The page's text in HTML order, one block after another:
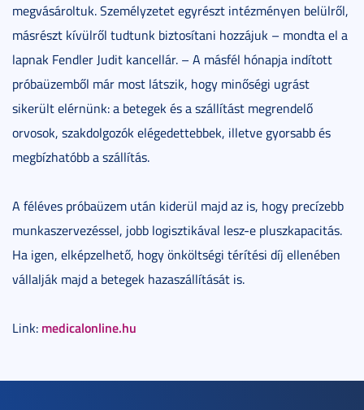
megvásároltuk. Személyzetet egyrészt intézményen belülről,
másrészt kívülről tudtunk biztosítani hozzájuk – mondta el a
lapnak Fendler Judit kancellár. – A másfél hónapja indított
próbaüzemből már most látszik, hogy minőségi ugrást
sikerült elérnünk: a betegek és a szállítást megrendelő
orvosok, szakdolgozók elégedettebbek, illetve gyorsabb és
megbízhatóbb a szállítás.
A féléves próbaüzem után kiderül majd az is, hogy precízebb
munkaszervezéssel, jobb logisztikával lesz-e pluszkapacitás.
Ha igen, elképzelhető, hogy önköltségi térítési díj ellenében
vállalják majd a betegek hazaszállítását is.
Link: medicalonline.hu